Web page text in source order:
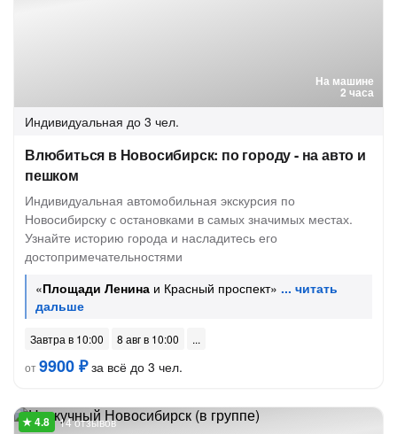
На машине
2 часа
Индивидуальная до 3 чел.
Влюбиться в Новосибирск: по городу - на авто и
пешком
Индивидуальная автомобильная экскурсия по
Новосибирску с остановками в самых значимых местах.
Узнайте историю города и насладитесь его
достопримечательностями
«Площади Ленина и Красный проспект»
Завтра в 10:00
8 авг в 10:00
от9900 ₽за всё до 3 чел.
14 отзывов